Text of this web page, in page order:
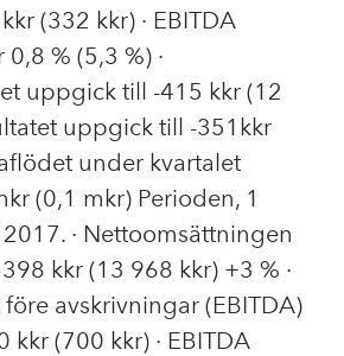
(332 kkr) · EBITDA
% (5,3 %) ·
uppgick till -415 kkr (12
uppgick till -351kkr
under kvartalet
(0,1 mkr) Perioden, 1
· Nettoomsättningen
kkr (13 968 kkr) +3 % ·
avskrivningar (EBITDA)
(700 kkr) · EBITDA